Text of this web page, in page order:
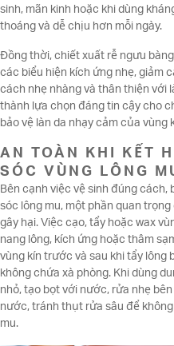
sinh, mãn kinh hoặc khi dùng
thoáng và dễ chịu hơn mỗi ngày.
Đồng thời, chiết xuất rễ ngưu
các biểu hiện kích ứng nhẹ, giảm
cách nhẹ nhàng và thân thiện với
thành lựa chọn đáng tin cậy cho
bảo vệ làn da nhạy cảm của vùng
AN TOÀN KHI KẾT
SÓC VÙNG LÔNG
Bên cạnh việc vệ sinh đúng
sóc lông mu, một phần quan
gây hại. Việc cạo, tẩy hoặc wax
nang lông, kích ứng hoặc thâm
vùng kín trước và sau khi tẩy lông
không chứa xà phòng. Khi dùng
nhỏ, tạo bọt với nước, rửa nhẹ
nước, tránh thụt rửa sâu để
mu.